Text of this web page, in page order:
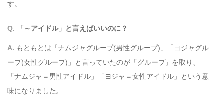
す。
「～アイドル」と言えばいいのに？
もともとは「ナムジャグループ(男性グループ)」「ヨジャグル
ープ(女性グループ)」と言っていたのが「グループ」を取り、
「ナムジャ＝男性アイドル」「ヨジャ＝女性アイドル」という意
味になりました。